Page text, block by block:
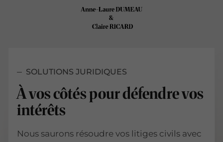
SOLUTIONS JURIDIQUES
À vos côtés pour défendre vos
intérêts
Nous saurons résoudre vos litiges civils avec